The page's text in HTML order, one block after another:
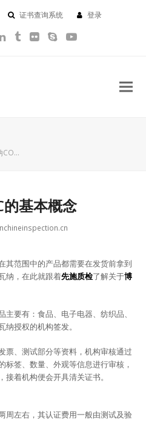
证书查询系统 登录
LinkedIn
Tumblr
FlickrSkypeYouTube
CO…
的基本概念
其范围中的产品都需要在发货前拿到
纳，在此就跟着先施质检了解关于博
主要有：食品、电子电器、纺织品、
纳授权的机构签发。
票、测试部分等资料，机构审核通过
标签、数量、外观等信息进行审核，
着机构便会开具清关证书。
周左右，其认证费用一般由测试及验